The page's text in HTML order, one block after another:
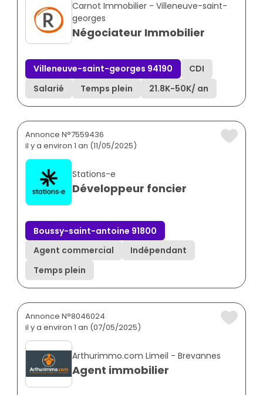
Carnot Immobilier - Villeneuve-saint-
georges
Négociateur Immobilier
Villeneuve-saint-georges 94190
CDI
Salarié
Temps plein 21.8K-50K/ an
Annonce N°7559436
il y a environ 1 an (11/05/2025)
Stations-e
Développeur foncier
Boussy-saint-antoine 91800
Agent commercial
Indépendant
Temps plein
Annonce N°8046024
il y a environ 1 an (07/05/2025)
Arthurimmo.com Limeil - Brevannes
Agent immobilier